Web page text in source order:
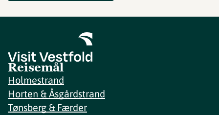
Reisemål
Holmestrand
Horten & Åsgårdstrand
Tønsberg & Færder